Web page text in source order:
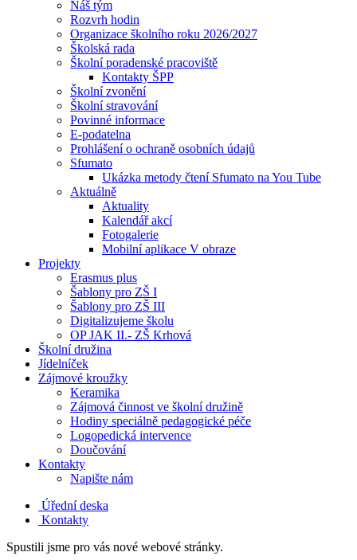
Náš tým
Rozvrh hodin
Organizace školního roku 2026/2027
Školská rada
Školní poradenské pracoviště
Kontakty ŠPP
Školní zvonění
Školní stravování
Povinné informace
E-podatelna
Prohlášení o ochraně osobních údajů
Sfumato
Ukázka metody čtení Sfumato na You Tube
Aktuálně
Aktuality
Kalendář akcí
Fotogalerie
Mobilní aplikace V obraze
Projekty
Erasmus plus
Šablony pro ZŠ I
Šablony pro ZŠ III
Digitalizujeme školu
OP JAK II.- ZŠ Krhová
Školní družina
Jídelníček
Zájmové kroužky
Keramika
Zájmová činnost ve školní družině
Hodiny speciálně pedagogické péče
Logopedická intervence
Doučování
Kontakty
Napište nám
Úřední deska
Kontakty
Spustili jsme pro vás nové webové stránky.